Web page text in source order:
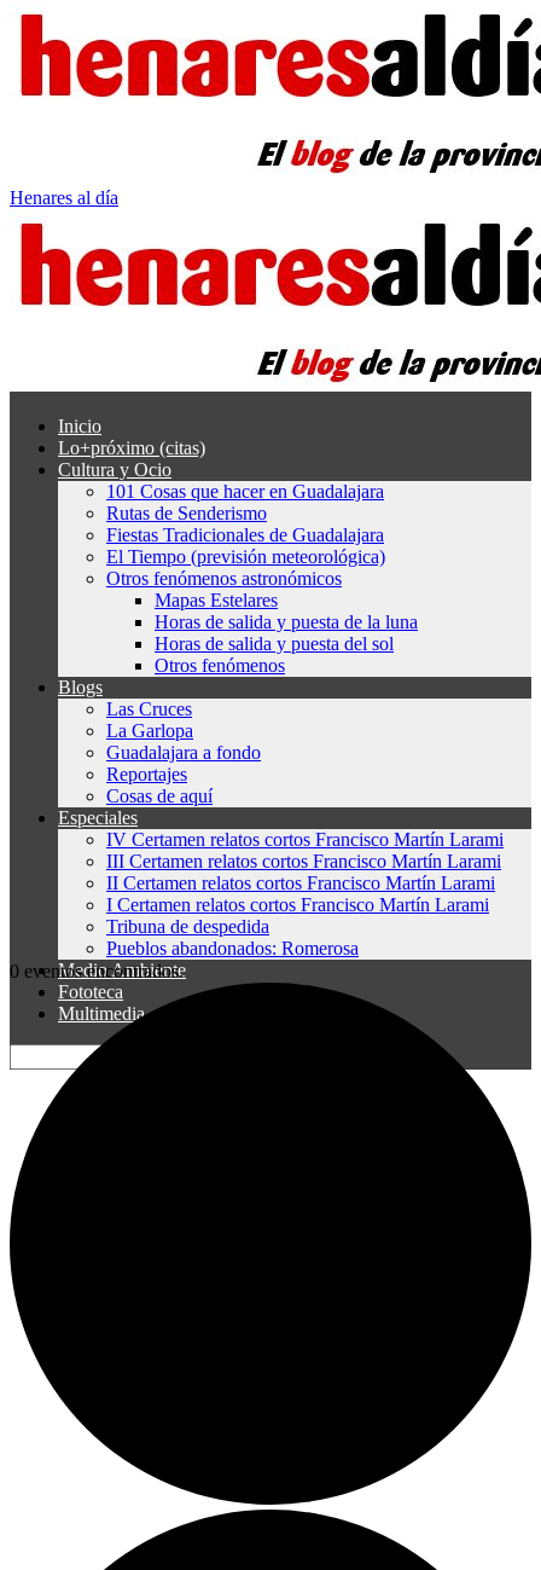
Henares al día
Inicio
Lo+próximo (citas)
Cultura y Ocio
101 Cosas que hacer en Guadalajara
Rutas de Senderismo
Fiestas Tradicionales de Guadalajara
El Tiempo (previsión meteorológica)
Otros fenómenos astronómicos
Mapas Estelares
Horas de salida y puesta de la luna
Horas de salida y puesta del sol
Otros fenómenos
Blogs
Las Cruces
La Garlopa
Guadalajara a fondo
Reportajes
Cosas de aquí
Especiales
IV Certamen relatos cortos Francisco Martín Larami
III Certamen relatos cortos Francisco Martín Larami
II Certamen relatos cortos Francisco Martín Larami
I Certamen relatos cortos Francisco Martín Larami
Tribuna de despedida
Pueblos abandonados: Romerosa
Medio Ambiente
Fototeca
Multimedia
0 eventos encontrados.